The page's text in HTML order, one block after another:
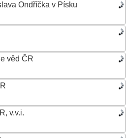
Ondříčka v Písku
věd ČR
v.v.i.